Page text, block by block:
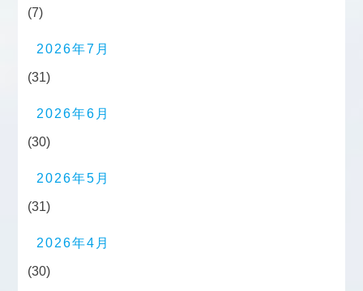
(7)
2026年7月
(31)
2026年6月
(30)
2026年5月
(31)
2026年4月
(30)